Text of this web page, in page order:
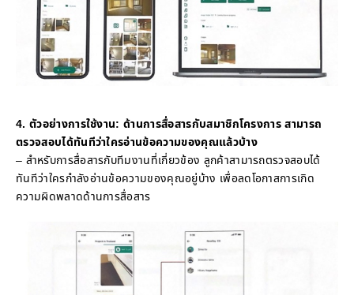
4. ตัวอย่างการใช้งาน: ด้านการสื่อสารกับสมาชิกโครงการ สามารถ
ตรวจสอบได้ทันทีว่าใครอ่านข้อความของคุณแล้วบ้าง
– สำหรับการสื่อสารกับทีมงานที่เกี่ยวข้อง ลูกค้าสามารถตรวจสอบได้
ทันทีว่าใครกำลังอ่านข้อความของคุณอยู่บ้าง เพื่อลดโอกาสการเกิด
ความผิดพลาดด้านการสื่อสาร